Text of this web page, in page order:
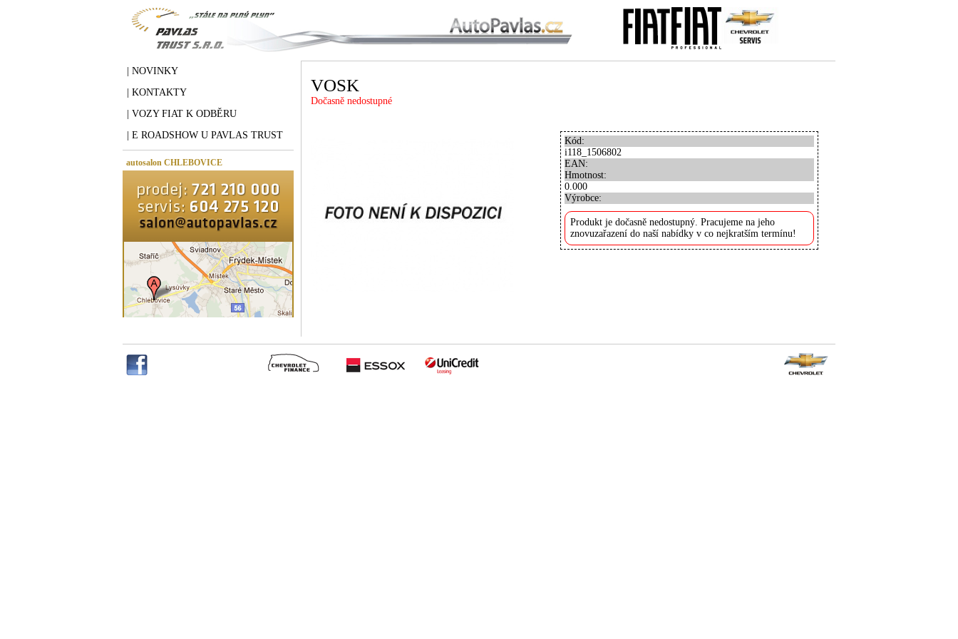
| NOVINKY
| KONTAKTY
| VOZY FIAT K ODBĚRU
| E ROADSHOW U PAVLAS TRUST
autosalon CHLEBOVICE
VOSK
Dočasně nedostupné
Kód:
i118_1506802
EAN:
Hmotnost:
0.000
Výrobce:
Produkt je dočasně nedostupný. Pracujeme na jeho
znovuzařazení do naší nabídky v co nejkratším termínu!